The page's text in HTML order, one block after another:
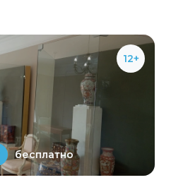
12+
бесплатно